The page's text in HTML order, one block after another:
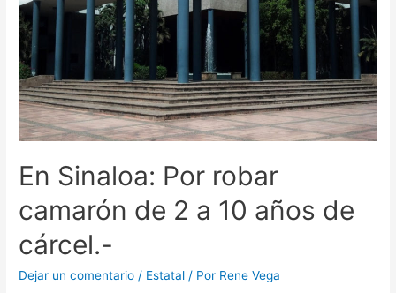
En Sinaloa: Por robar
camarón de 2 a 10 años de
cárcel.-
Dejar un comentario / Estatal / Por Rene Vega